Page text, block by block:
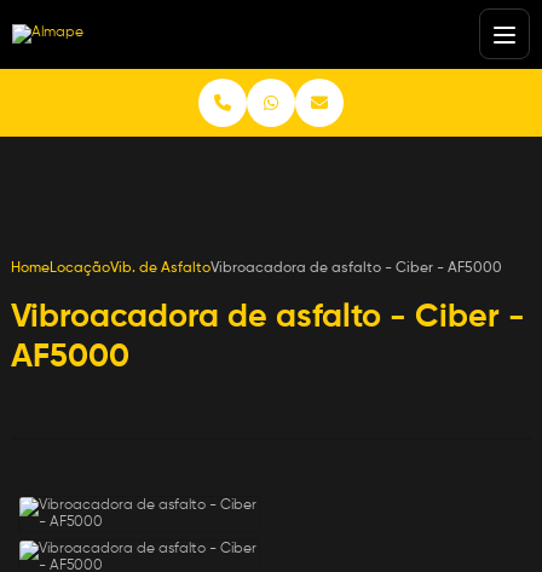
HomeLocaçãoVib. de AsfaltoVibroacadora de asfalto - Ciber - AF5000
Vibroacadora de asfalto - Ciber -
AF5000